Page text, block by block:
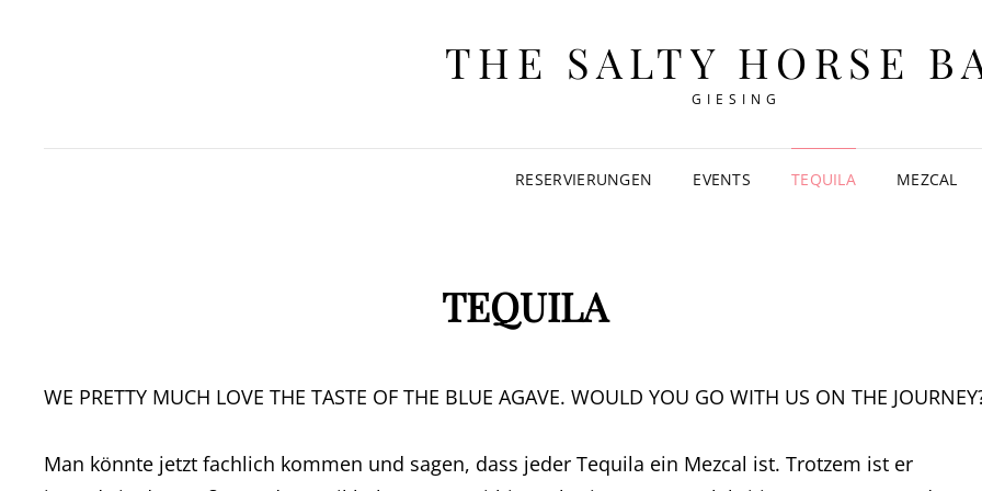
THE SALTY HORSE
GIESING
RESERVIERUNGEN EVENTS TEQUILA MEZCAL
TEQUILA
WE PRETTY MUCH LOVE THE TASTE OF THE BLUE AGAVE. WOULD YOU GO WITH US ON THE
Man könnte jetzt fachlich kommen und sagen, dass jeder Tequila ein Mezcal ist. Trotzem ist er